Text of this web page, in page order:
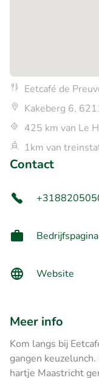
Eetcafé de
Kakeberg 6,
425 km van Le
1km van
Contact
Bedrijfspagina
Website
Meer info
Kom langs bij
gangen
hartje Maastricht